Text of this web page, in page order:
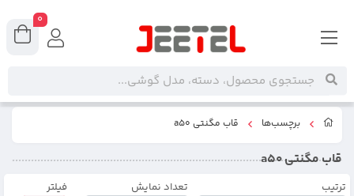
برچسب‌ها قاب مگنتی a50
قاب مگنتی a50
ترتیب تعداد نمایش فیلتر
0